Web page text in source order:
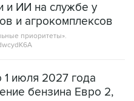
приоритеты».
июля 2027 года